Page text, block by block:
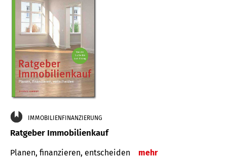
IMMOBILIENFINANZIERUNG
Ratgeber Immobilienkauf
Planen, finanzieren, entscheiden mehr